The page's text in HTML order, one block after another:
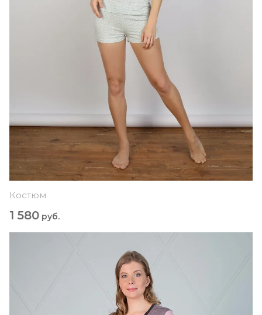
Костюм
1 580 руб.